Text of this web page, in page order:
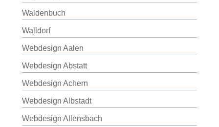
Waldenbuch
Walldorf
Webdesign Aalen
Webdesign Abstatt
Webdesign Achern
Webdesign Albstadt
Webdesign Allensbach